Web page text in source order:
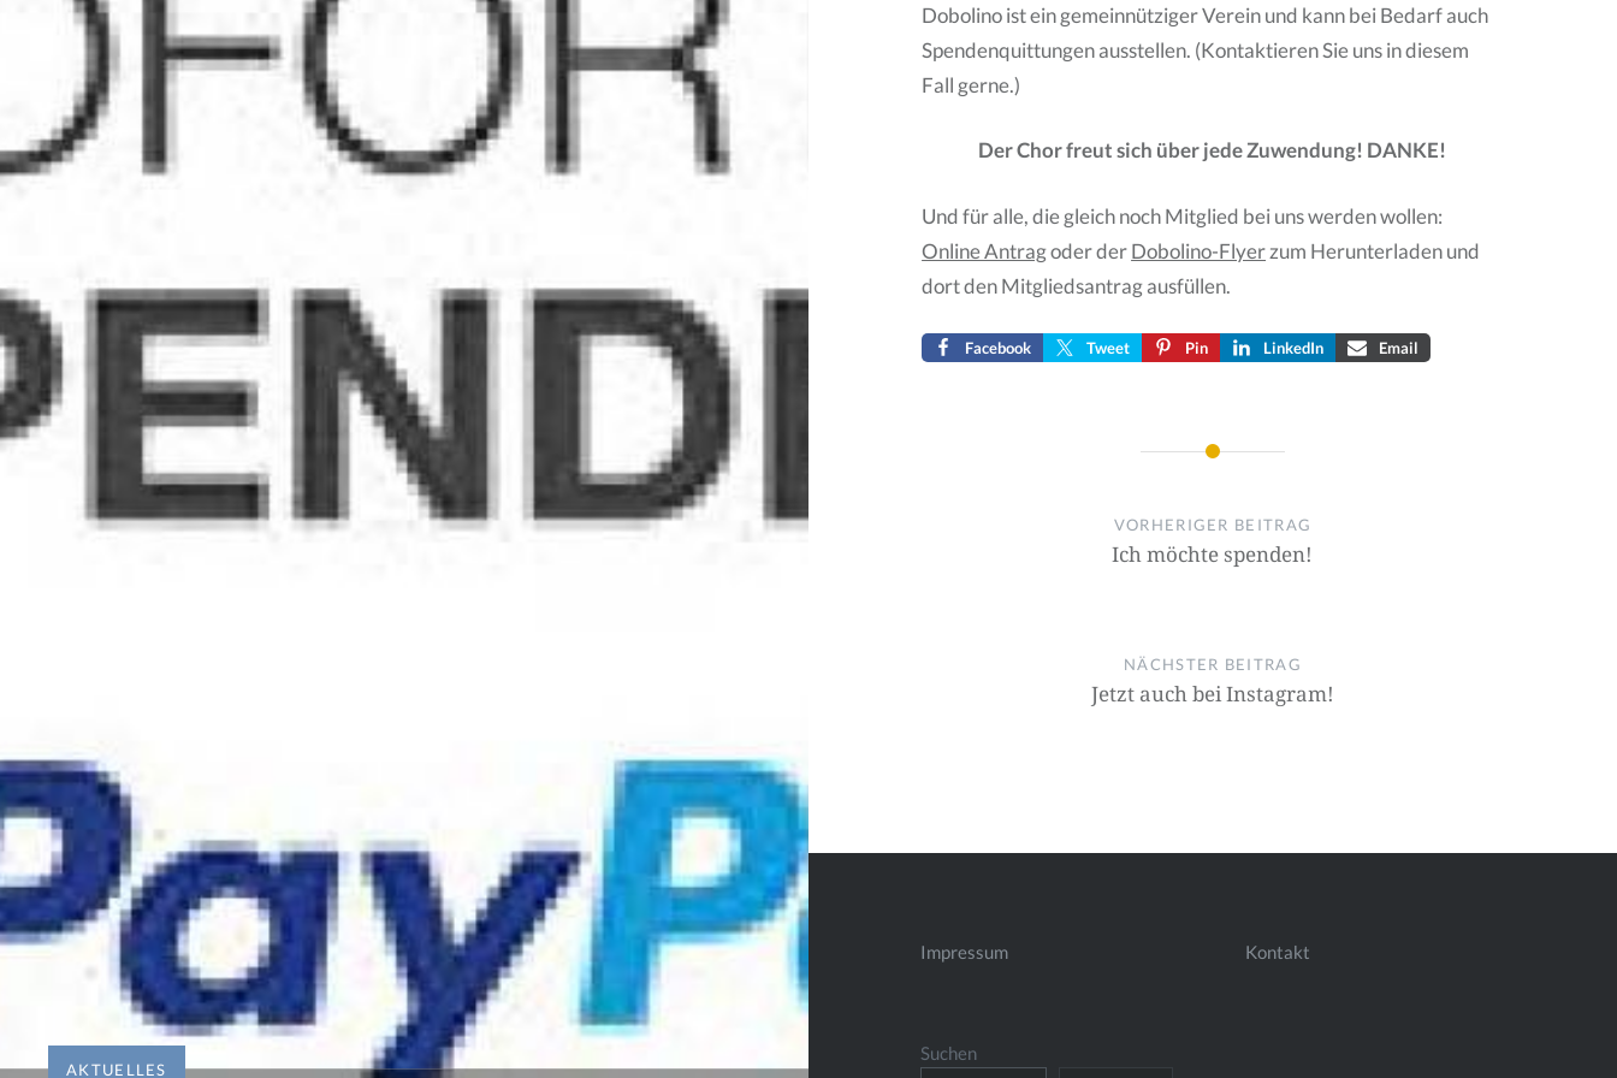
AKTUELLES
Dobolino ist ein gemeinnütziger Verein und kann bei Bedarf auch
Spendenquittungen ausstellen. (Kontaktieren Sie uns in diesem
Fall gerne.)
Der Chor freut sich über jede Zuwendung! DANKE!
Und für alle, die gleich noch Mitglied bei uns werden wollen:
Online Antragoder derDobolino-Flyerzum Herunterladen und
dort den Mitgliedsantrag ausfüllen.
Facebook Tweet Pin LinkedIn Email
VORHERIGER BEITRAG
Ich möchte spenden!
NÄCHSTER BEITRAG
Jetzt auch bei Instagram!
Impressum Kontakt
Suchen